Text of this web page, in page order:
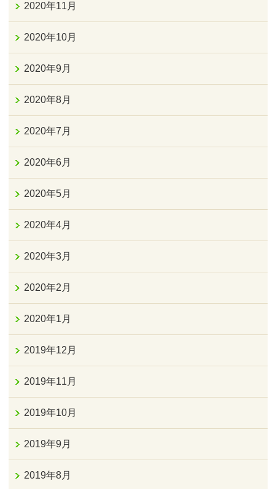
2020年11月
2020年10月
2020年9月
2020年8月
2020年7月
2020年6月
2020年5月
2020年4月
2020年3月
2020年2月
2020年1月
2019年12月
2019年11月
2019年10月
2019年9月
2019年8月